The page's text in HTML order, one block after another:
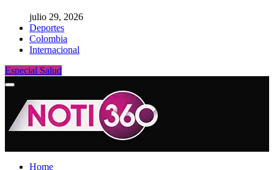
julio 29, 2026
Deportes
Colombia
Internacional
Especial Salud
Home